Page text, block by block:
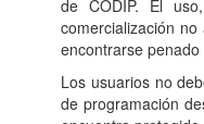
de CODIP. El
comercialización
encontrarse
Los usuarios no
de programación